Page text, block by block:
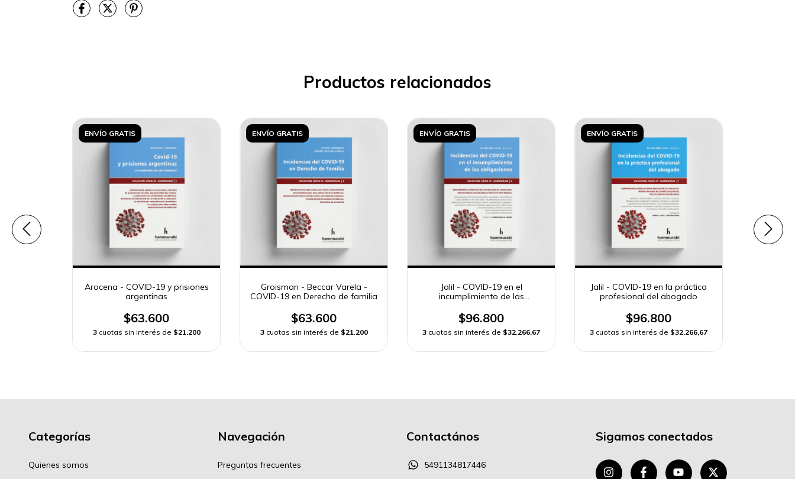
Productos relacionados
ENVÍO GRATIS
Arocena - COVID-19 y prisiones
argentinas
$63.600
3 cuotas sin interés de $21.200
ENVÍO GRATIS
Groisman - Beccar Varela -
COVID-19 en Derecho de familia
$63.600
3 cuotas sin interés de $21.200
ENVÍO GRATIS
Jalil - COVID-19 en el
incumplimiento de las
$96.800
3 cuotas sin interés de $32.266,67
ENVÍO GRATIS
Jalil - COVID-19 en la práctica
profesional del abogado
$96.800
3 cuotas sin interés de $32.266,67
Categorías
Quienes somos
Navegación
Preguntas frecuentes
Contactános
5491134817446
Sigamos conectados